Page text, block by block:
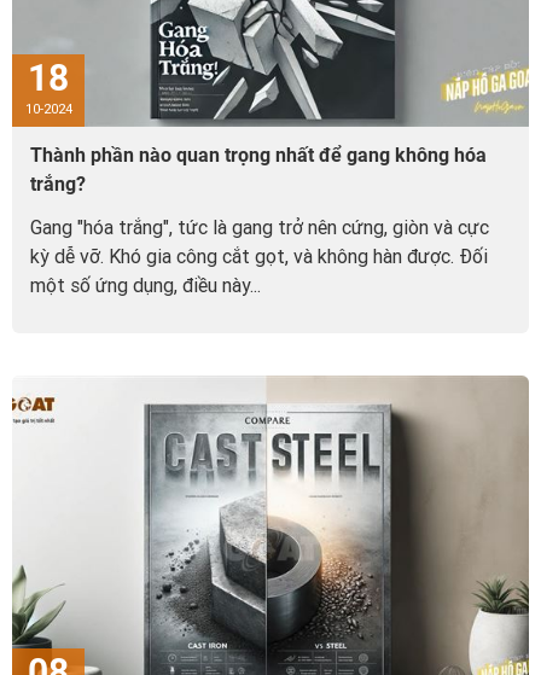
18
10-2024
Thành phần nào quan trọng nhất để gang không hóa
trắng?
Gang "hóa trắng", tức là gang trở nên cứng, giòn và cực
kỳ dễ vỡ. Khó gia công cắt gọt, và không hàn được. Đối
một số ứng dụng, điều này...